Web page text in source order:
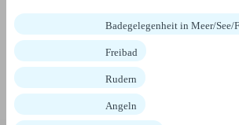
Badegelegenheit in Meer/See/
Freibad
Rudern
Angeln